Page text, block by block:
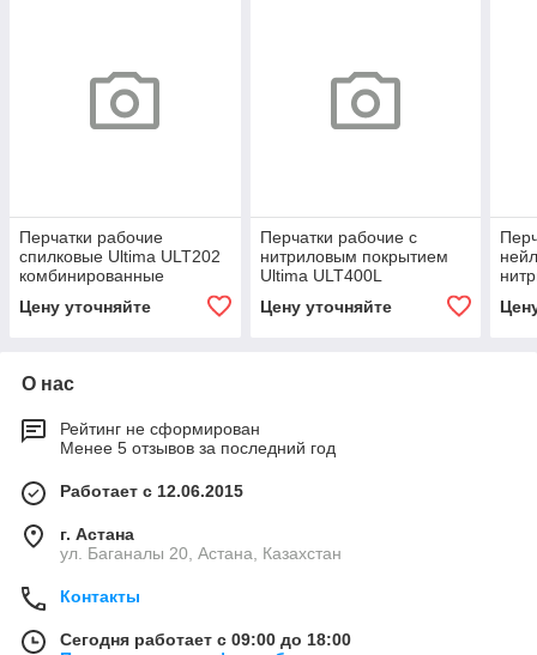
Перчатки рабочие
спилковые Ultima ULT202
комбинированные
Цену уточняйте
Перчатки рабочие с
нитриловым покрытием
Ultima ULT400L
желтый
Цену уточняйте
О нас
Рейтинг не сформирован
Менее 5 отзывов за последний год
Работает с 12.06.2015
г. Астана
ул. Баганалы 20, Астана, Казахстан
Контакты
Сегодня работает с 09:00 до 18:00